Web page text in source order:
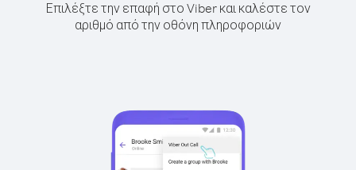
Επιλέξτε την επαφή στο Viber και καλέστε τον
αριθμό από την οθόνη πληροφοριών